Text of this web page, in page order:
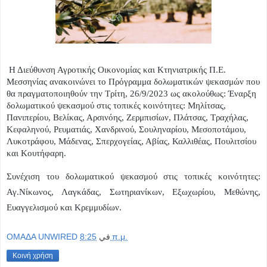
Η Διεύθυνση Αγροτικής Οικονομίας και Κτηνιατρικής Π.Ε.
Μεσσηνίας ανακοινώνει το Πρόγραμμα δολωματικών ψεκασμών που
θα πραγματοποιηθούν την Τρίτη, 26/9/2023 ως ακολούθως: Έναρξη
δολωματικού ψεκασμού στις τοπικές κοινότητες: Μηλίτσας,
Πανιπερίου, Βελίκας, Αρσινόης, Ζερμπισίων, Πλάτσας, Τραχήλας,
Κεφαληνού, Ρευματιάς, Χανδρινού, Σουληναρίου, Μεσοποτάμου,
Λυκοτράφου, Μάδενας, Σπερχογείας, Αβίας, Καλλιθέας, Πουλιτσίου
και Κουτήφαρη.
Συνέχιση του δολωματικού ψεκασμού στις τοπικές κοινότητες:
Αγ.Νίκωνος, Λαγκάδας, Σωτηριανίκων, Εξωχωρίου, Μεθώνης,
Ευαγγελισμού και Κρεμμυδίων.
OMAΔΑ UNWIRED في 8:25 π.μ.
Κοινή χρήση